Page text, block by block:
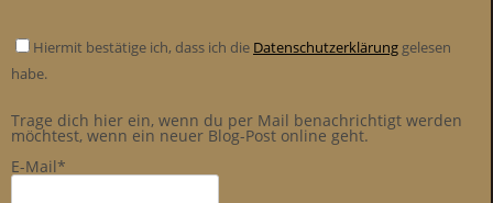
Hiermit bestätige ich, dass ich die Datenschutzerklärung gelesen
habe.
Trage dich hier ein, wenn du per Mail benachrichtigt werden
möchtest, wenn ein neuer Blog-Post online geht.
E-Mail*